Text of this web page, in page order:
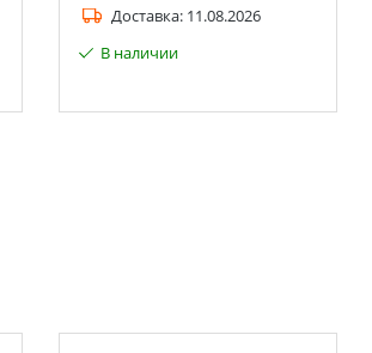
Доставка: 11.08.2026
В наличии